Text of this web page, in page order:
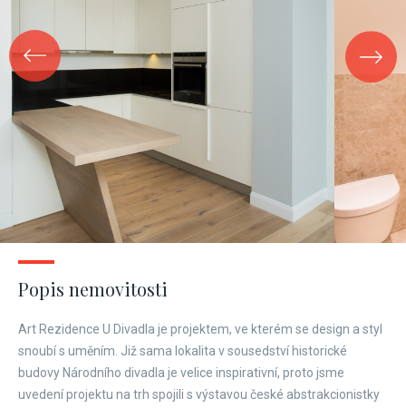
Popis nemovitosti
Art Rezidence U Divadla je projektem, ve kterém se design a styl
snoubí s uměním. Již sama lokalita v sousedství historické
budovy Národního divadla je velice inspirativní, proto jsme
uvedení projektu na trh spojili s výstavou české abstrakcionistky